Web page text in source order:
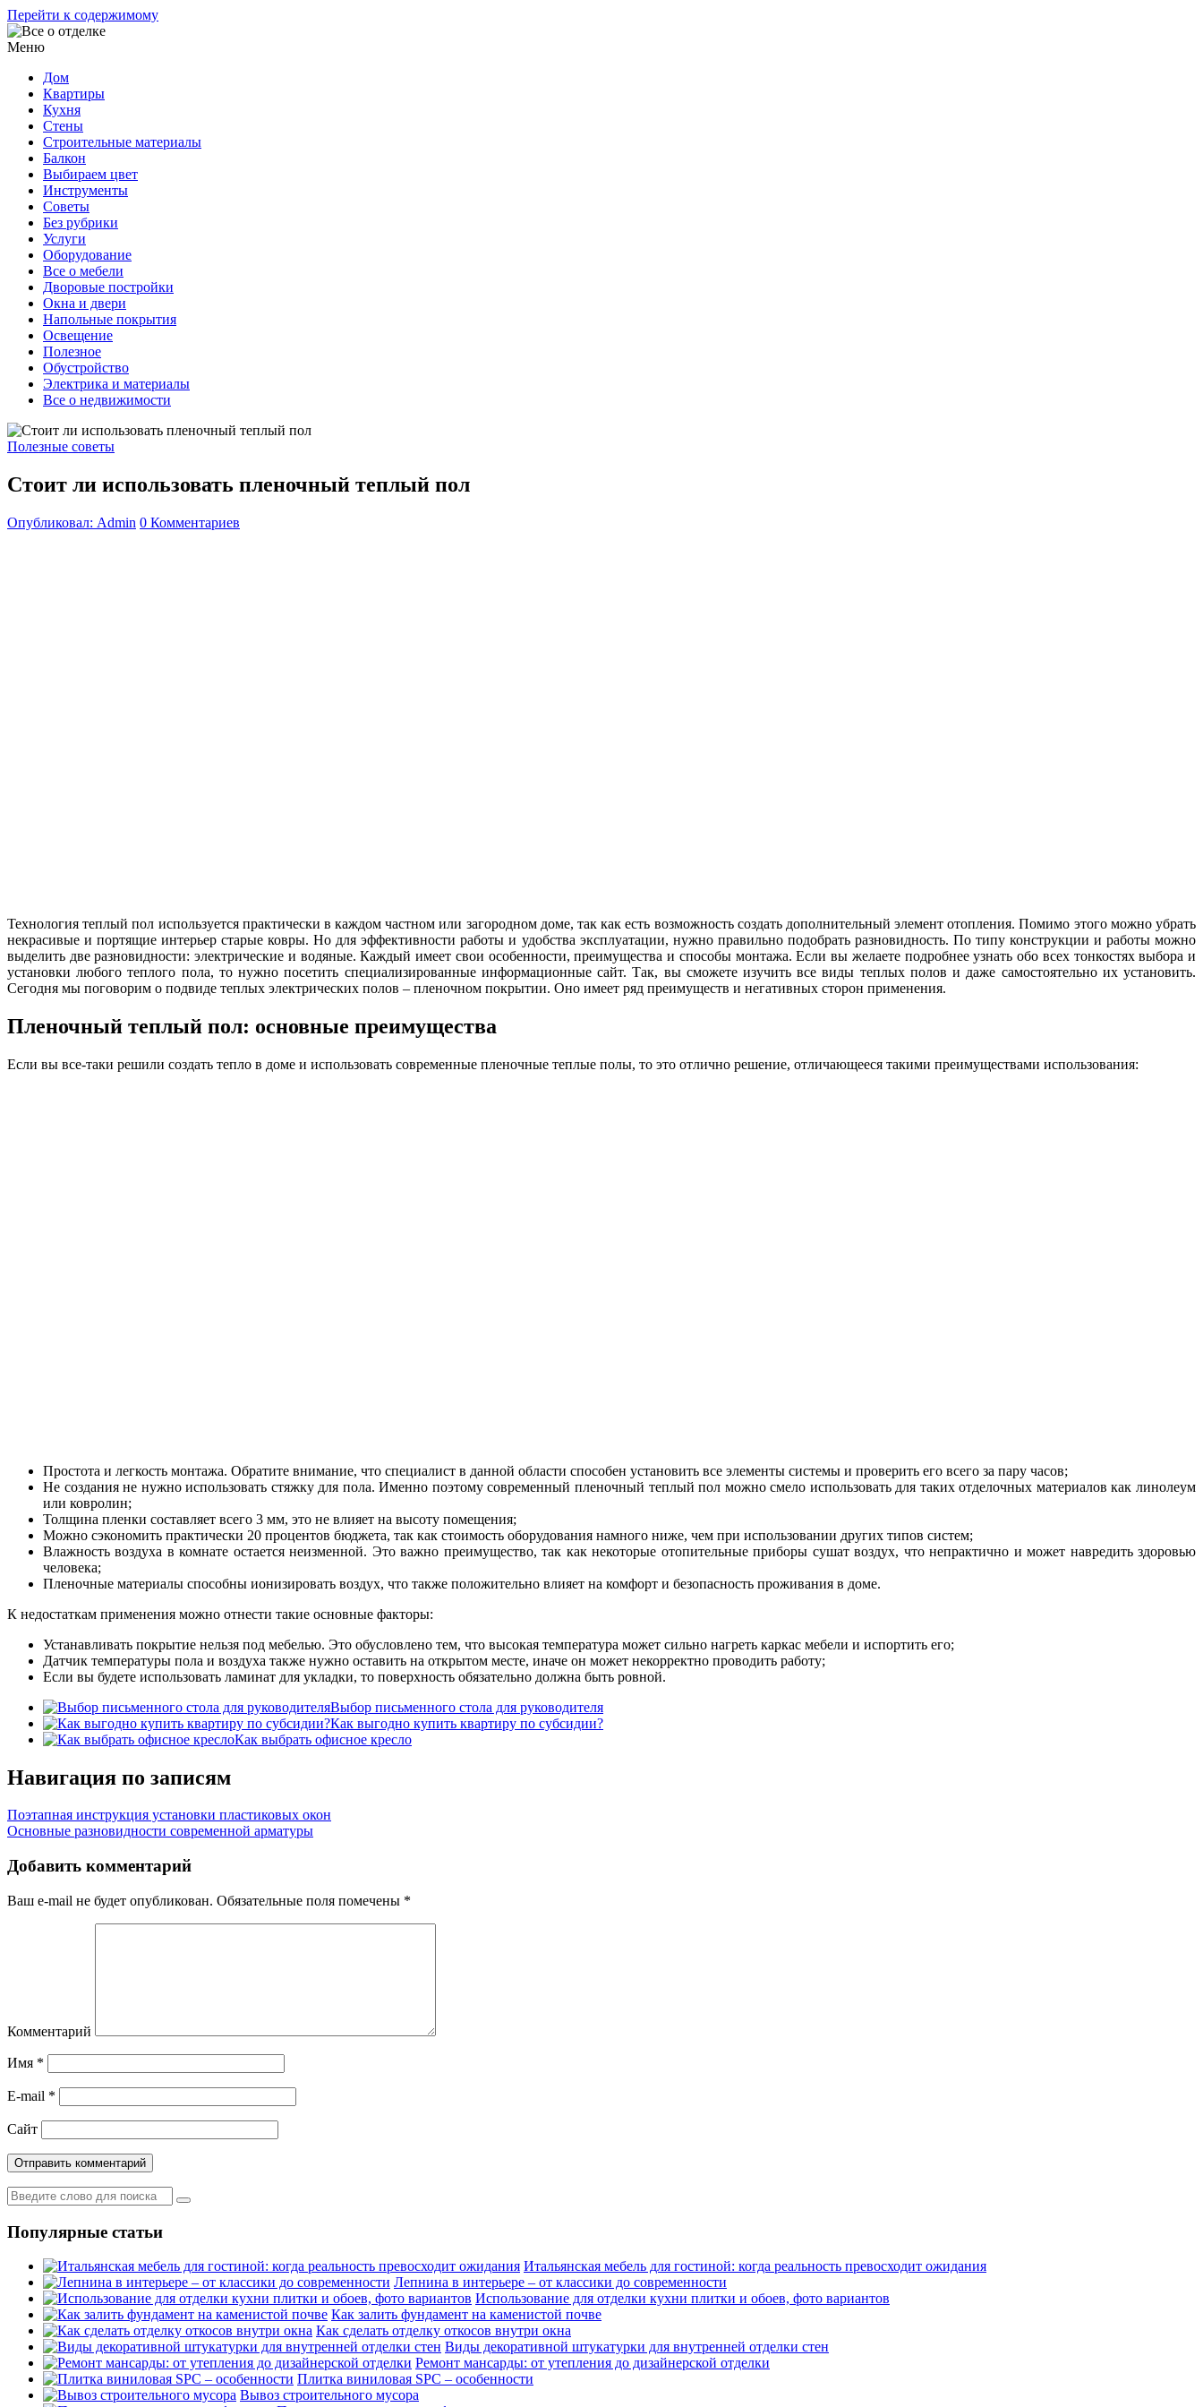
Перейти к содержимому
Меню
Дом
Квартиры
Кухня
Стены
Строительные материалы
Балкон
Выбираем цвет
Инструменты
Советы
Без рубрики
Услуги
Оборудование
Все о мебели
Дворовые постройки
Окна и двери
Напольные покрытия
Освещение
Полезное
Обустройство
Электрика и материалы
Все о недвижимости
Полезные советы
Стоит ли использовать пленочный теплый пол
Опубликовал: Admin 0 Комментариев
Технология теплый пол используется практически в каждом частном или загородном доме, так как есть возможность создать дополнительный элемент отопления. Помимо этого можно убрать
некрасивые и портящие интерьер старые ковры. Но для эффективности работы и удобства эксплуатации, нужно правильно подобрать разновидность. По типу конструкции и работы можно
выделить две разновидности: электрические и водяные. Каждый имеет свои особенности, преимущества и способы монтажа. Если вы желаете подробнее узнать обо всех тонкостях выбора и
установки любого теплого пола, то нужно посетить специализированные информационные сайт. Так, вы сможете изучить все виды теплых полов и даже самостоятельно их установить.
Сегодня мы поговорим о подвиде теплых электрических полов – пленочном покрытии. Оно имеет ряд преимуществ и негативных сторон применения.
Пленочный теплый пол: основные преимущества
Если вы все-таки решили создать тепло в доме и использовать современные пленочные теплые полы, то это отлично решение, отличающееся такими преимуществами использования:
Простота и легкость монтажа. Обратите внимание, что специалист в данной области способен установить все элементы системы и проверить его всего за пару часов;
Не создания не нужно использовать стяжку для пола. Именно поэтому современный пленочный теплый пол можно смело использовать для таких отделочных материалов как линолеум
или ковролин;
Толщина пленки составляет всего 3 мм, это не влияет на высоту помещения;
Можно сэкономить практически 20 процентов бюджета, так как стоимость оборудования намного ниже, чем при использовании других типов систем;
Влажность воздуха в комнате остается неизменной. Это важно преимущество, так как некоторые отопительные приборы сушат воздух, что непрактично и может навредить здоровью
человека;
Пленочные материалы способны ионизировать воздух, что также положительно влияет на комфорт и безопасность проживания в доме.
К недостаткам применения можно отнести такие основные факторы:
Устанавливать покрытие нельзя под мебелью. Это обусловлено тем, что высокая температура может сильно нагреть каркас мебели и испортить его;
Датчик температуры пола и воздуха также нужно оставить на открытом месте, иначе он может некорректно проводить работу;
Если вы будете использовать ламинат для укладки, то поверхность обязательно должна быть ровной.
Выбор письменного стола для руководителя
Как выгодно купить квартиру по субсидии?
Как выбрать офисное кресло
Навигация по записям
Поэтапная инструкция установки пластиковых окон
Основные разновидности современной арматуры
Добавить комментарий
Ваш e-mail не будет опубликован. Обязательные поля помечены *
Комментарий
Имя *
E-mail *
Сайт
Популярные статьи
Итальянская мебель для гостиной: когда реальность превосходит ожидания
Лепнина в интерьере – от классики до современности
Использование для отделки кухни плитки и обоев, фото вариантов
Как залить фундамент на каменистой почве
Как сделать отделку откосов внутри окна
Виды декоративной штукатурки для внутренней отделки стен
Ремонт мансарды: от утепления до дизайнерской отделки
Плитка виниловая SPC – особенности
Вывоз строительного мусора